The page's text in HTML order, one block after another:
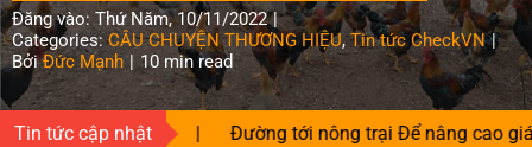
Kết nối cung cầu
Chia sẻ kinh nghiệm
Đăng vào: Thứ Năm, 10/11/2022 |
Categories:CÂU CHUYỆN THƯƠNG HIỆU,Tin tức CheckVN |
BởiĐức Mạnh | 10 min read
Tin tức cập nhật
quyền | Đường tới nông trại Để nâng cao giá trị sản